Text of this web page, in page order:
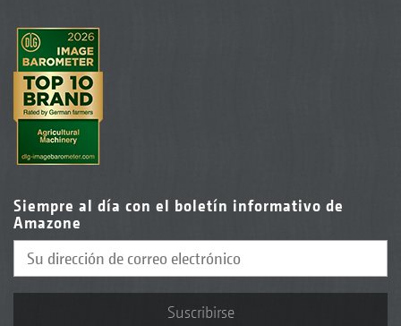
Siempre al día con el boletín informativo de
Amazone
Suscribirse